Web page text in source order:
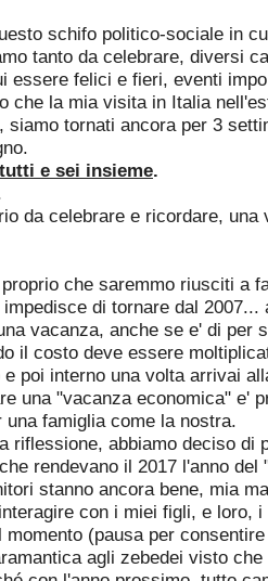
schifo politico-sociale in
tanto da celebrare, diversi
essere felici e fieri, eventi
che la mia visita in Italia
siamo tornati ancora per 3
tutti e sei insieme.
da celebrare e ricordare,
che saremmo riusciti a
di tornare dal
vacanza, anche se e' di per
il costo deve essere
poi interno una volta arrivai
una "vacanza economica" e'
una famiglia come la nostra.
riflessione, abbiamo deciso di
rendevano il 2017 l'anno del
stanno ancora bene, mia
con i miei figli, e loro,
momento (pausa per
agli zebedei visto